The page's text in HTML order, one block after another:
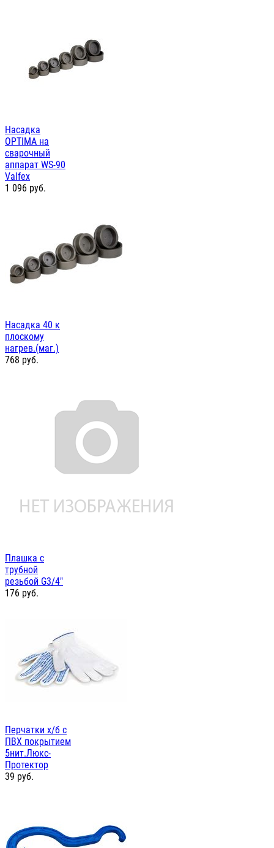
Насадка
OPTIMA на
сварочный
аппарат WS-90
Valfex
1 096 руб.
Насадка 40 к
плоскому
нагрев.(маг.)
768 руб.
Плашка с
трубной
резьбой G3/4"
176 руб.
Перчатки х/б с
ПВХ покрытием
5нит.Люкс-
Протектор
39 руб.